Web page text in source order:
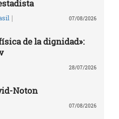
| 07/08/2026
de la dignidad»:
28/07/2026
Noton
07/08/2026